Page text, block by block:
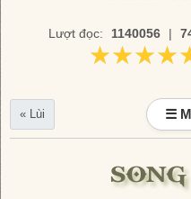
Lượt đọc: 1140056 |
« Lùi ☰